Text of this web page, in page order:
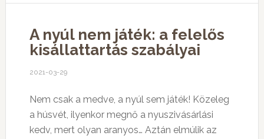
A nyúl nem játék: a felelős
kisállattartás szabályai
2021-03-29
Nem csak a medve, a nyúl sem játék! Közeleg
a húsvét, ilyenkor megnő a nyuszivásárlási
kedv, mert olyan aranyos… Aztán elmúlik az